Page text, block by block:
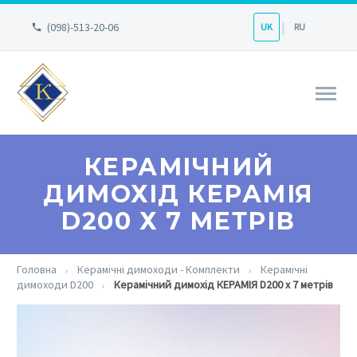
(098)-513-20-06 UK RU
КЕРАМІЧНИЙ
ДИМОХІД КЕРАМІЯ
D200 Х 7 МЕТРІВ
Головна Керамічні димоходи - Комплекти
Керамічні
димоходи D200
Керамічний димохід КЕРАМІЯ D200 х 7 метрів